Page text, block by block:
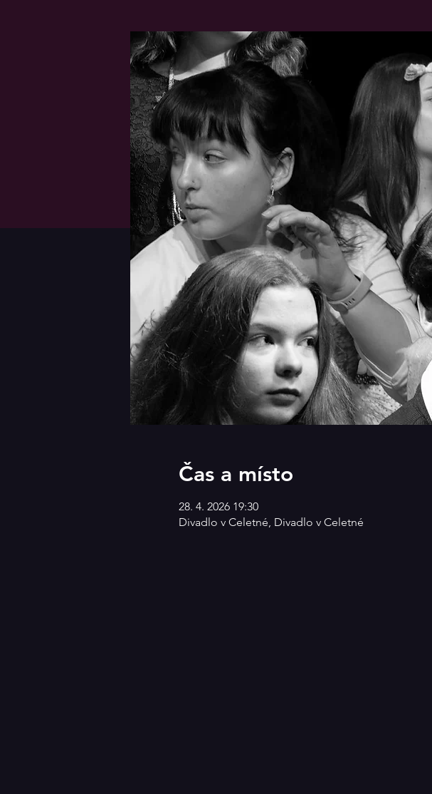
Čas a místo
28. 4. 2026 19:30
Divadlo v Celetné, Divadlo v Celetné